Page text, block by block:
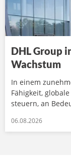
DHL Group
Wachstum
In einem
Fähigkeit,
steuern, an
06.08.2026